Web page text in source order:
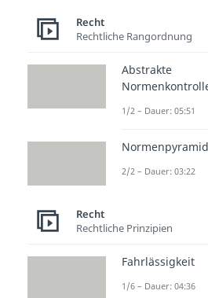
Erst wenn
abgegebenhat
Person das
hat, kann ein
der Abgabe
Angebot
Vertrag wird
❌ Angebot
wird nicht
Recht
Rechtliche Rangordnung
Abstrakte
1/2 – Dauer: 05:51
2/2 – Dauer: 03:22
Recht
Rechtliche Prinzipien
Fahrlässigkeit
1/6 – Dauer: 04:36